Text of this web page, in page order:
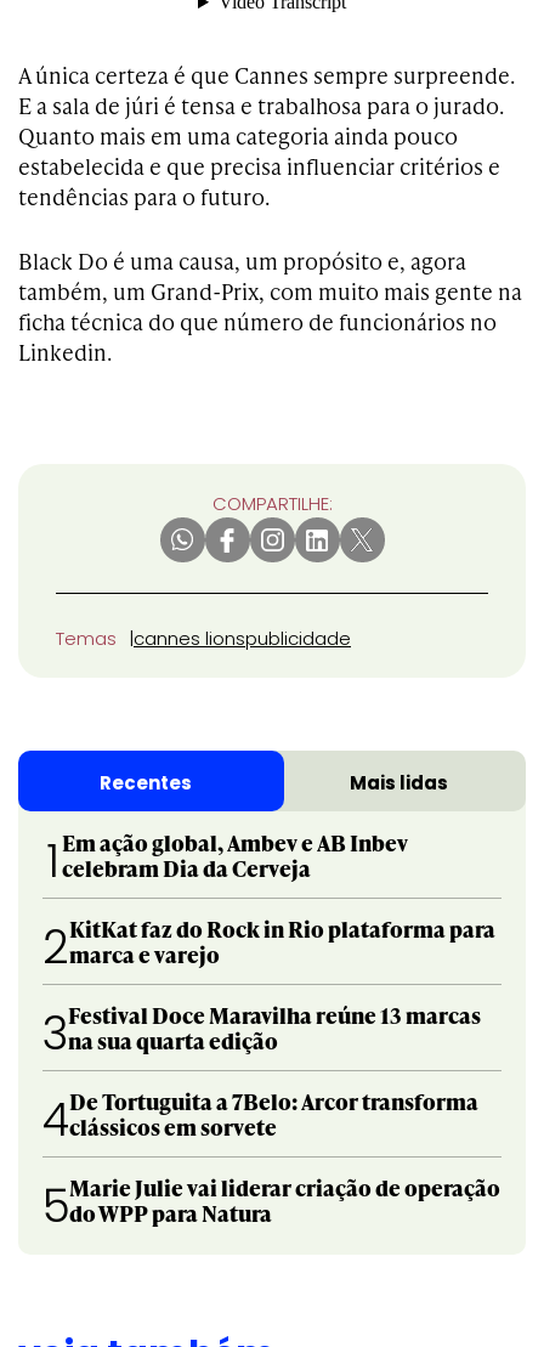
A única certeza é que Cannes sempre surpreende.
E a sala de júri é tensa e trabalhosa para o jurado.
Quanto mais em uma categoria ainda pouco
estabelecida e que precisa influenciar critérios e
tendências para o futuro.
Black Do é uma causa, um propósito e, agora
também, um Grand-Prix, com muito mais gente na
ficha técnica do que número de funcionários no
Linkedin.
COMPARTILHE:
Temas cannes lionspublicidade
Recentes Mais lidas
1 Em ação global, Ambev e AB Inbev
celebram Dia da Cerveja
2KitKat faz do Rock in Rio plataforma para
marca e varejo
3Festival Doce Maravilha reúne 13 marcas
na sua quarta edição
4De Tortuguita a 7Belo: Arcor transforma
clássicos em sorvete
5Marie Julie vai liderar criação de operação
do WPP para Natura